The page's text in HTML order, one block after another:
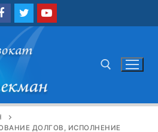
Найти:
ДОЛГОВ, ИСПОЛНЕНИЕ